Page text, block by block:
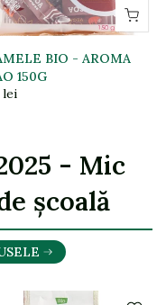
BIO - AROMA
150G
lei
- Mic
școală